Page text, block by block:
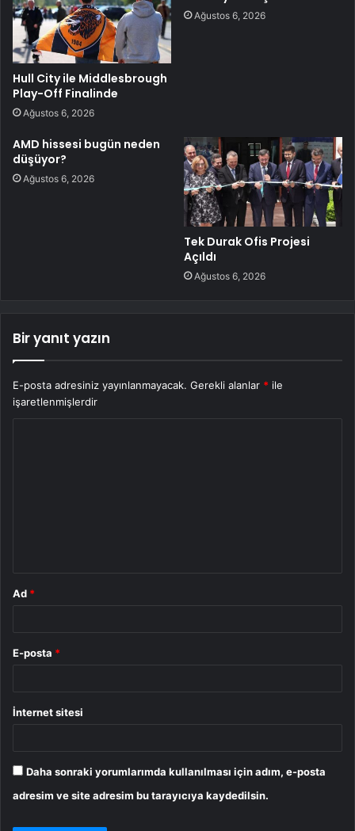
Hull City ile Middlesbrough
Play-Off Finalinde
Ağustos 6, 2026
Ağustos 6, 2026
AMD hissesi bugün neden
düşüyor?
Ağustos 6, 2026
Tek Durak Ofis Projesi
Açıldı
Ağustos 6, 2026
Bir yanıt yazın
E-posta adresiniz yayınlanmayacak. Gerekli alanlar * ile
işaretlenmişlerdir
Ad *
E-posta *
İnternet sitesi
Daha sonraki yorumlarımda kullanılması için adım, e-posta
adresim ve site adresim bu tarayıcıya kaydedilsin.